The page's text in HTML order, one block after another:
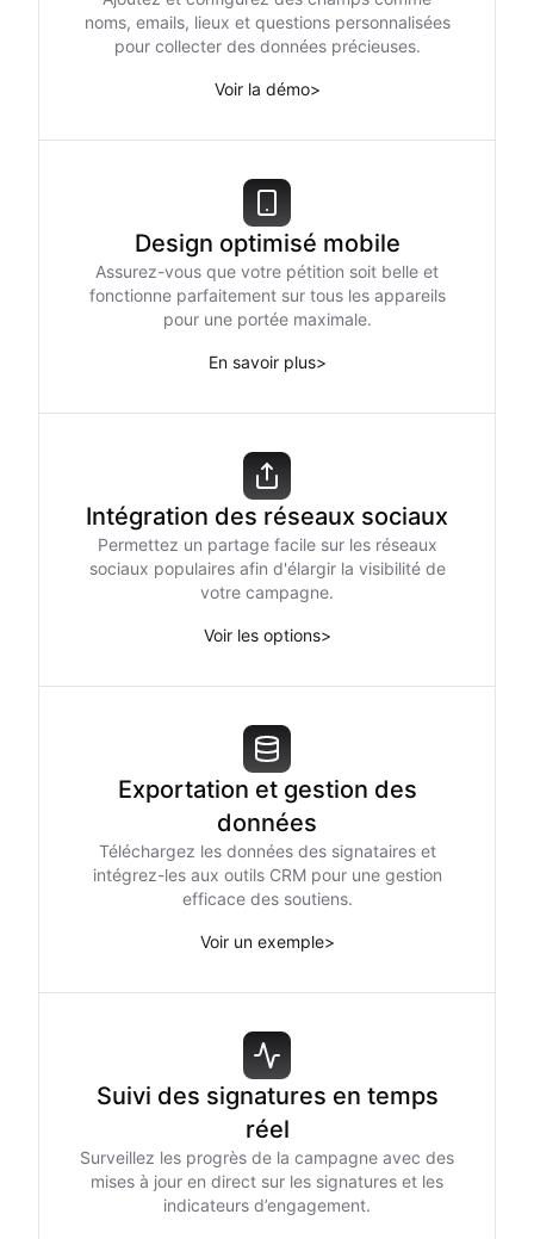
noms, emails, lieux et questions personnalisées
pour collecter des données précieuses.
Voir la démo>
Design optimisé mobile
Assurez-vous que votre pétition soit belle et
fonctionne parfaitement sur tous les appareils
pour une portée maximale.
En savoir plus>
Intégration des réseaux sociaux
Permettez un partage facile sur les réseaux
sociaux populaires afin d'élargir la visibilité de
votre campagne.
Voir les options>
Exportation et gestion des
données
Téléchargez les données des signataires et
intégrez-les aux outils CRM pour une gestion
efficace des soutiens.
Voir un exemple>
Suivi des signatures en temps
réel
Surveillez les progrès de la campagne avec des
mises à jour en direct sur les signatures et les
indicateurs d’engagement.